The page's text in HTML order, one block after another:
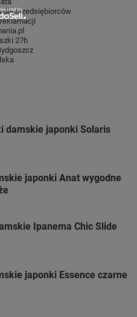
dla przedsiębiorców
27b
damskie japonki Solaris
japonki Anat wygodne
Ipanema Chic Slide
japonki Essence czarne